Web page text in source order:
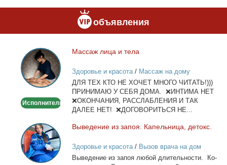
объявления
Массаж
лица
и
тела
Исполнитель
Мас­саж ли­ца и те­ла
Здоровье и красота/ Массаж на дому
ДЛЯ ТЕХ КТО НЕ ХОЧЕТ МНОГО ЧИТАТЬ!)))
ПРИНИМАЮ У СЕБЯ ДОМА. ❌ИНТИМА НЕТ
❌ОКОНЧАНИЯ, РАССЛАБЛЕНИЯ И ТАК
ДАЛЕЕ НЕТ! ❌ДОГОВОРИТЬСЯ НЕ...
Выведение
из
запоя.
Капельница,
Вы­ве­де­ние из за­поя. Ка­пель­ни­ца, де­токс.
Здоровье и красота/ Вызов врача на дом
Вы­ве­де­ние из за­поя лю­бой дли­тель­но­сти. Ко­